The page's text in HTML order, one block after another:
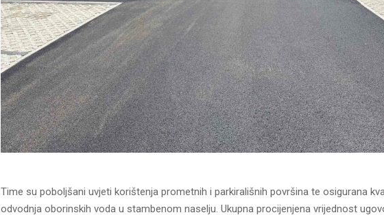
Time su poboljšani uvjeti korištenja prometnih i parkirališnih površina te osigurana
odvodnja oborinskih voda u stambenom naselju. Ukupna procijenjena vrijednost